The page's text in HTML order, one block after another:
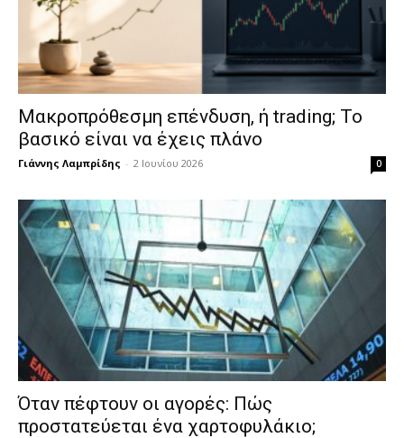
Μακροπρόθεσμη επένδυση, ή trading; Το
βασικό είναι να έχεις πλάνο
Γιάννης Λαμπρίδης - 2 Ιουνίου 2026 0
Όταν πέφτουν οι αγορές: Πώς
προστατεύεται ένα χαρτοφυλάκιο;